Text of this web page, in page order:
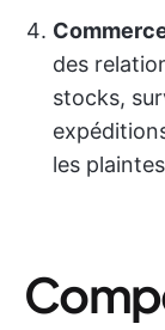
des
stocks,
les